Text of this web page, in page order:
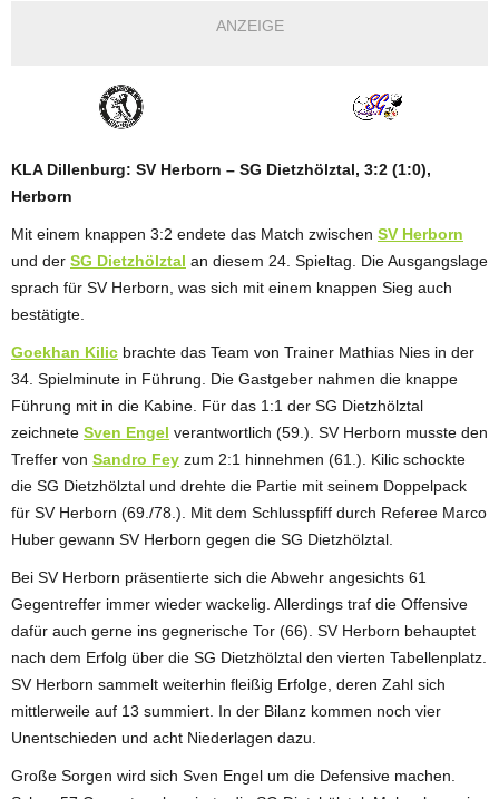
ANZEIGE
KLA Dillenburg: SV Herborn – SG Dietzhölztal, 3:2 (1:0),
Herborn
Mit einem knappen 3:2 endete das Match zwischen SV Herborn
und der SG Dietzhölztal an diesem 24. Spieltag. Die Ausgangslage
sprach für SV Herborn, was sich mit einem knappen Sieg auch
bestätigte.
Goekhan Kilic brachte das Team von Trainer Mathias Nies in der
34. Spielminute in Führung. Die Gastgeber nahmen die knappe
Führung mit in die Kabine. Für das 1:1 der SG Dietzhölztal
zeichnete Sven Engel verantwortlich (59.). SV Herborn musste den
Treffer von Sandro Fey zum 2:1 hinnehmen (61.). Kilic schockte
die SG Dietzhölztal und drehte die Partie mit seinem Doppelpack
für SV Herborn (69./78.). Mit dem Schlusspfiff durch Referee Marco
Huber gewann SV Herborn gegen die SG Dietzhölztal.
Bei SV Herborn präsentierte sich die Abwehr angesichts 61
Gegentreffer immer wieder wackelig. Allerdings traf die Offensive
dafür auch gerne ins gegnerische Tor (66). SV Herborn behauptet
nach dem Erfolg über die SG Dietzhölztal den vierten Tabellenplatz.
SV Herborn sammelt weiterhin fleißig Erfolge, deren Zahl sich
mittlerweile auf 13 summiert. In der Bilanz kommen noch vier
Unentschieden und acht Niederlagen dazu.
Große Sorgen wird sich Sven Engel um die Defensive machen.